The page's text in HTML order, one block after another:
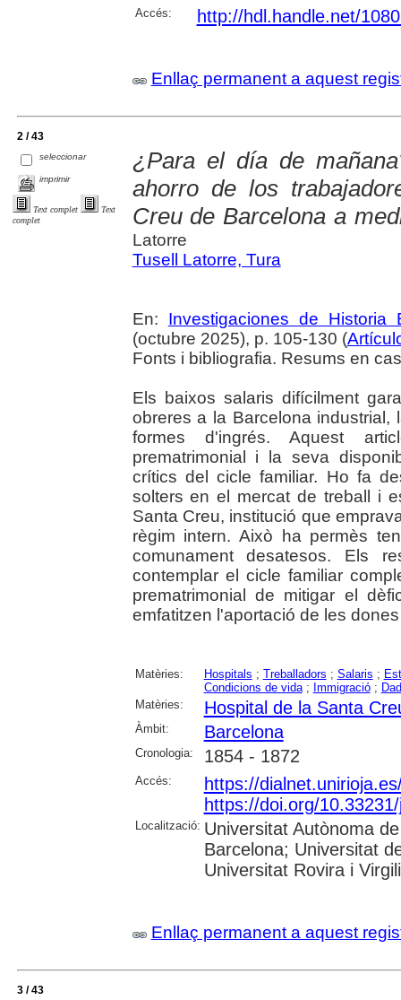
Accés: http://hdl.handle.net/
Enllaç permanent a aquest
2 / 43
seleccionar
imprimir
Text complet
Text
complet
¿Para el día de
ahorro de los
Creu de Barcelona a
Latorre
Tusell Latorre, Tura
En: Investigaciones de Historia
(octubre 2025), p. 105-130 (
Fonts i bibliografia. Resums en
Els baixos salaris difícilment
obreres a la Barcelona
formes d'ingrés. Aquest
prematrimonial i la seva
crítics del cicle familiar. Ho fa
solters en el mercat de treball i
Santa Creu, institució que
règim intern. Això ha permès
comunament desatesos. Els
contemplar el cicle familiar
prematrimonial de mitigar el
emfatitzen l'aportació de les
Matèries: Hospitals ; Treballadors ; Salaris ;
Condicions de vida; Immigració;
Matèries:
Hospital de la Santa
Àmbit: Barcelona
Cronologia: 1854 - 1872
Accés:
https://
https://doi.org/
Localització: Universitat Autònoma
Barcelona; Universitat
Universitat Rovira i
Enllaç permanent a aquest
3 / 43